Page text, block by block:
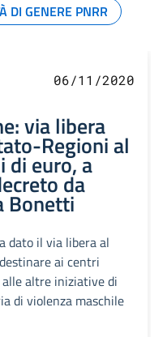
DI GENERE PNRR
06/11/2020
via libera
Regioni al
euro, a
da
Bonetti
dato il via libera al
ai centri
altre iniziative di
di violenza maschile